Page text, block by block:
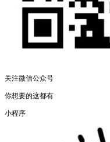
关注微信公众号
你想要的这都有
小程序